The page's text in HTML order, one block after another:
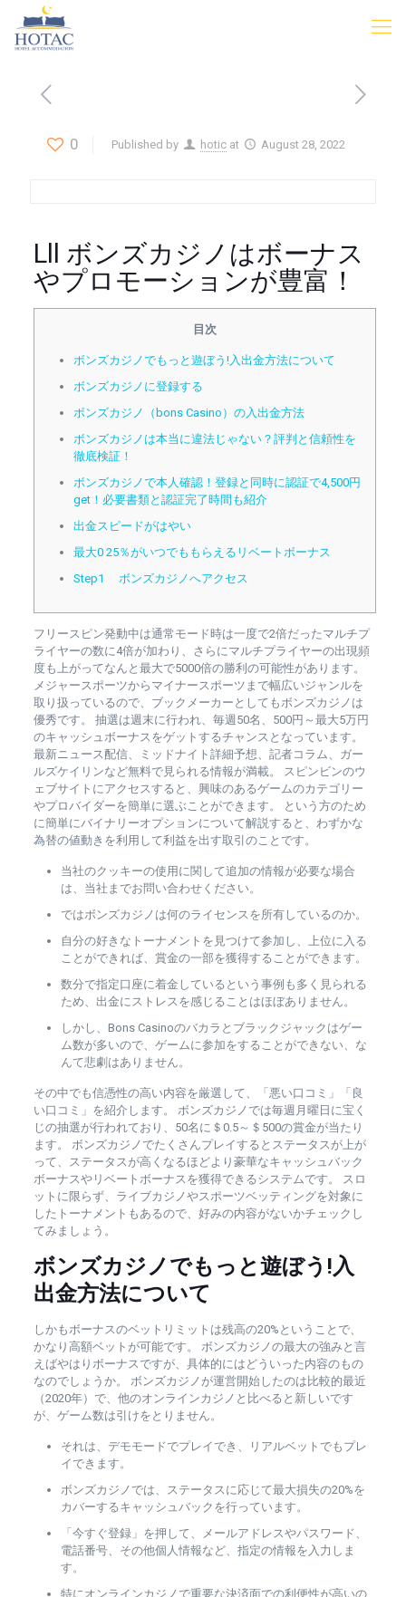
0 Published by hotic at August 28, 2022
Lll ボンズカジノはボーナス
やプロモーションが豊富！
目次
ボンズカジノでもっと遊ぼう!入出金方法について
ボンズカジノに登録する
ボンズカジノ（bons Casino）の入出金方法
ボンズカジノは本当に違法じゃない？評判と信頼性を
徹底検証！
ボンズカジノで本人確認！登録と同時に認証で4,500円
get！必要書類と認証完了時間も紹介
出金スピードがはやい
最大0 25％がいつでももらえるリベートボーナス
Step1 ボンズカジノへアクセス
フリースピン発動中は通常モード時は一度で2倍だったマルチプ
ライヤーの数に4倍が加わり、さらにマルチプライヤーの出現頻
度も上がってなんと最大で5000倍の勝利の可能性があります。
メジャースポーツからマイナースポーツまで幅広いジャンルを
取り扱っているので、ブックメーカーとしてもボンズカジノは
優秀です。 抽選は週末に行われ、毎週50名、500円～最大5万円
のキャッシュボーナスをゲットするチャンスとなっています。
最新ニュース配信、ミッドナイト詳細予想、記者コラム、ガー
ルズケイリンなど無料で見られる情報が満載。 スピンビンのウ
ェブサイトにアクセスすると、興味のあるゲームのカテゴリー
やプロバイダーを簡単に選ぶことができます。 という方のため
に簡単にバイナリーオプションについて解説すると、わずかな
為替の値動きを利用して利益を出す取引のことです。
当社のクッキーの使用に関して追加の情報が必要な場合
は、当社までお問い合わせください。
ではボンズカジノは何のライセンスを所有しているのか。
自分の好きなトーナメントを見つけて参加し、上位に入る
ことができれば、賞金の一部を獲得することができます。
数分で指定口座に着金しているという事例も多く見られる
ため、出金にストレスを感じることはほぼありません。
しかし、Bons Casinoのバカラとブラックジャックはゲー
ム数が多いので、ゲームに参加をすることができない、な
んて悲劇はありません。
その中でも信憑性の高い内容を厳選して、「悪い口コミ」「良
い口コミ」を紹介します。 ボンズカジノでは毎週月曜日に宝く
じの抽選が行われており、50名に＄0.5～＄500の賞金が当たり
ます。 ボンズカジノでたくさんプレイするとステータスが上が
って、ステータスが高くなるほどより豪華なキャッシュバック
ボーナスやリベートボーナスを獲得できるシステムです。 スロ
ットに限らず、ライブカジノやスポーツベッティングを対象に
したトーナメントもあるので、好みの内容がないかチェックし
てみましょう。
ボンズカジノでもっと遊ぼう!入
出金方法について
しかもボーナスのベットリミットは残高の20%ということで、
かなり高額ベットが可能です。 ボンズカジノの最大の強みと言
えばやはりボーナスですが、具体的にはどういった内容のもの
なのでしょうか。 ボンズカジノが運営開始したのは比較的最近
（2020年）で、他のオンラインカジノと比べると新しいです
が、ゲーム数は引けをとりません。
それは、デモモードでプレイでき、リアルベットでもプレ
イできます。
ボンズカジノでは、ステータスに応じて最大損失の20%を
カバーするキャッシュバックを行っています。
「今すぐ登録」を押して、メールアドレスやパスワード、
電話番号、その他個人情報など、指定の情報を入力しま
す。
特にオンラインカジノで重要な決済面での利便性が高いの